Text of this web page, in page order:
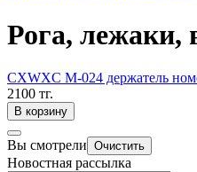
Рога, лежаки,
CXWXC M-024 держатель
2100 тг.
В корзину
Вы смотрели Очистить
Новостная рассылка